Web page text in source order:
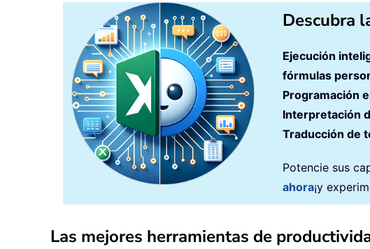
Descubra
Ejecución
fórmulas
Programación
Interpretación
Traducción de
Potencie sus
ahora¡y
Las mejores herramientas de